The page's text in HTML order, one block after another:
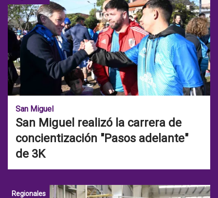
San Miguel
San Miguel realizó la carrera de
concientización "Pasos adelante"
de 3K
Regionales